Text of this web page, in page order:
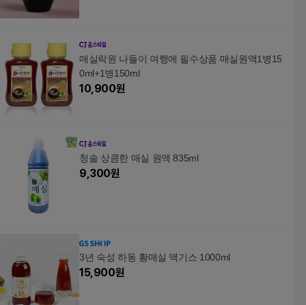
매실락원 나들이 여행에 필수상품 매실원액1병15
0ml+1병150ml
10,900원
청솔 상큼한 매실 원액 835ml
9,300원
3년 숙성 하동 황매실 액기스 1000ml
15,900원